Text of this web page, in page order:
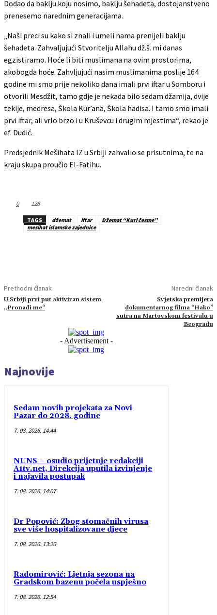
Dodao da baklju koju nosimo, baklju šehadeta, dostojanstveno
prenesemo narednim generacijama.
„Naši preci su kako si znali i umeli nama prenijeli baklju
šehadeta. Zahvaljujući Stvoritelju Allahu dž.š. mi danas
egzistiramo. Hoće li biti muslimana na ovim prostorima,
akobogda hoće. Zahvljujući nasim muslimanima poslije 164
godine mi smo prije nekoliko dana imali prvi iftar u Somboru i
otvorili Mesdžit, tamo gdje je nekada bilo sedam džamija, dvije
tekije, medresa, Škola Kur’ana, Škola hadisa. I tamo smo imali
prvi iftar, ali vrlo brzo i u Kruševcu i drugim mjestima“, rekao je
ef. Dudić.
Predsjednik Mešihata IZ u Srbiji zahvalio se prisutnima, te na
kraju skupa proučio El-Fatihu.
0 128
TAGS džemat iftar
Džemat “Kuri česme”
mesihat islamske zajednice
Prethodni članak
U Srbiji prvi put aktiviran sistem
„Pronađi me“
Naredni članak
Svjetska premijera
dokumentarnog filma “Hako”
sutra na Martovskom festivalu u
Beogradu
- Advertisement -
Najnovije
Sedam novih projekata za Novi
Pazar do 2028. godine
7. 08. 2026. 14:44
NUNS – osudio prijetnje redakciji
A1tv.net, Direkcija uputila izvinjenje
i najavila postupak
7. 08. 2026. 14:07
Dr Popović: Zbog stomačnih virusa
sve više hospitalizovane djece
7. 08. 2026. 13:26
Radomirović: Ljetnja sezona na
Gradskom bazenu počela uspješno
7. 08. 2026. 12:54